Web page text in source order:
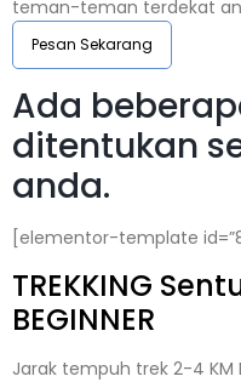
teman-teman terdekat
Pesan Sekarang
Ada
ditentukan
anda.
[elementor-template
TREKKING
BEGINNER
Jarak tempuh trek 2-4 KM